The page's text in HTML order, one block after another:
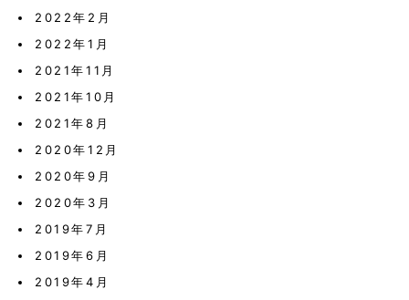
2022年2月
2022年1月
2021年11月
2021年10月
2021年8月
2020年12月
2020年9月
2020年3月
2019年7月
2019年6月
2019年4月